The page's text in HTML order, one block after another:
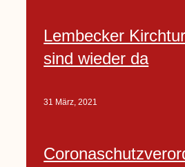
Lembecker
sind wieder da
31 März, 2021